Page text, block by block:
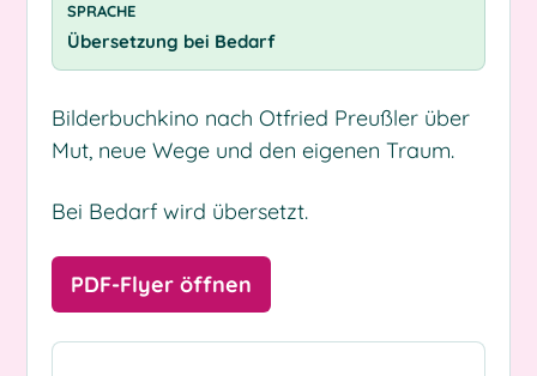
SPRACHE
Übersetzung bei Bedarf
Bilderbuchkino nach Otfried Preußler über
Mut, neue Wege und den eigenen Traum.
Bei Bedarf wird übersetzt.
PDF-Flyer öffnen